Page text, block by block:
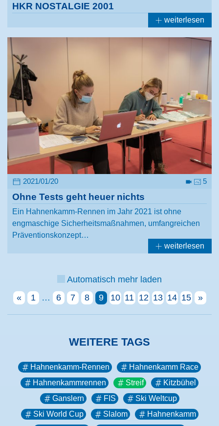
HKR NOSTALGIE 2001
weiterlesen
2021/01/20 5
Ohne Tests geht heuer nichts
​​​​​​​Ein Hahnenkamm-Rennen im Jahr 2021 ist ohne
engmaschige Sicherheitsmaßnahmen, umfangreichen
Präventionskonzept…
weiterlesen
Automatisch mehr laden
«
1 … 6 7 8 9 10 11 12 13 14 15 »
WEITERE TAGS
Hahnenkamm-Rennen
Hahnenkamm Race
Hahnenkammrennen
Streif
Kitzbühel
Ganslern
FIS
Ski Weltcup
Ski World Cup
Slalom
Hahnenkamm